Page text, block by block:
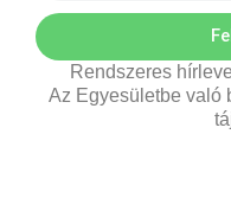
Rendszeres
Az Egyesületbe való